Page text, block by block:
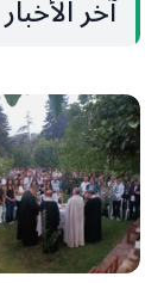
آخر الأخبار